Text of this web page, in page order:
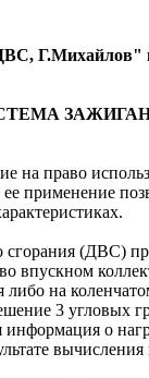
ДВС,
на право
применение
(ДВС)
впускном
на
3 угловых
о